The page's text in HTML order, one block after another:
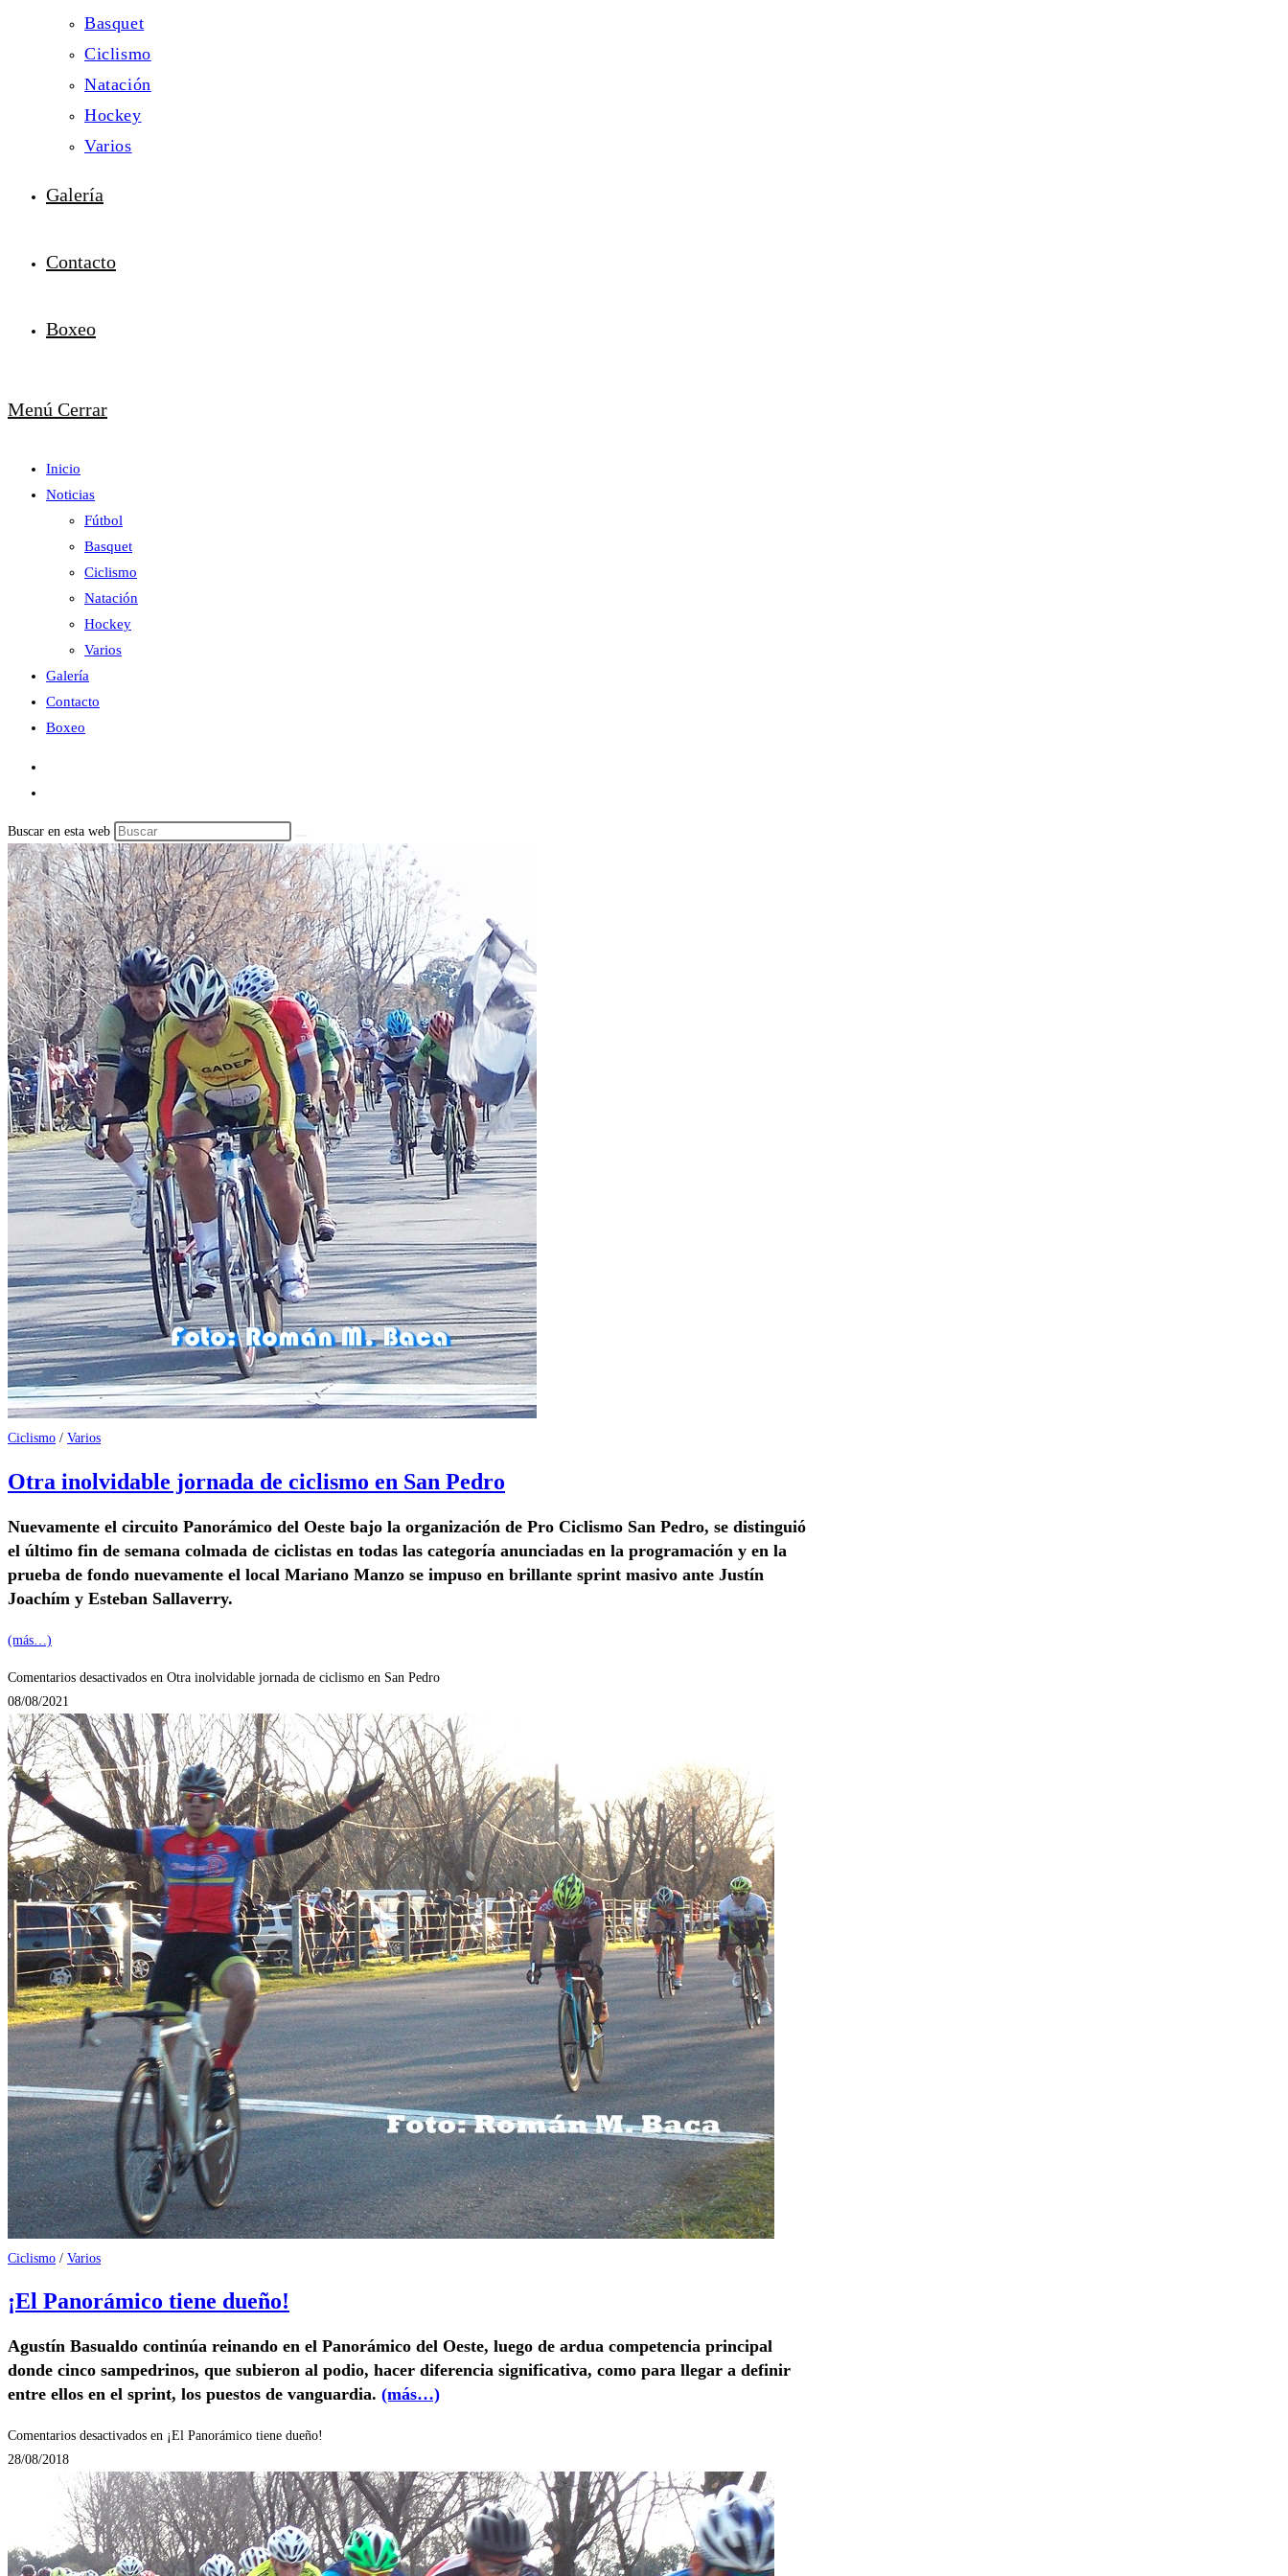
Basquet
Ciclismo
Natación
Hockey
Varios
Galería
Contacto
Boxeo
Menú Cerrar
Inicio
Noticias
Fútbol
Basquet
Ciclismo
Natación
Hockey
Varios
Galería
Contacto
Boxeo
Buscar en esta web
Ciclismo / Varios
Otra inolvidable jornada de ciclismo en San Pedro
Nuevamente el circuito Panorámico del Oeste bajo la organización de Pro Ciclismo San Pedro, se distinguió
el último fin de semana colmada de ciclistas en todas las categoría anunciadas en la programación y en la
prueba de fondo nuevamente el local Mariano Manzo se impuso en brillante sprint masivo ante Justín
Joachím y Esteban Sallaverry.
(más…)
Comentarios desactivados en Otra inolvidable jornada de ciclismo en San Pedro
08/08/2021
Ciclismo / Varios
¡El Panorámico tiene dueño!
Agustín Basualdo continúa reinando en el Panorámico del Oeste, luego de ardua competencia principal
donde cinco sampedrinos, que subieron al podio, hacer diferencia significativa, como para llegar a definir
entre ellos en el sprint, los puestos de vanguardia. (más…)
Comentarios desactivados en ¡El Panorámico tiene dueño!
28/08/2018